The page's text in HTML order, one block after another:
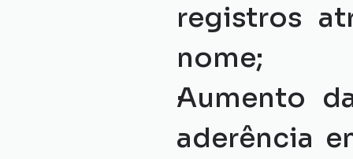
registros
nome;
Aumento
aderência